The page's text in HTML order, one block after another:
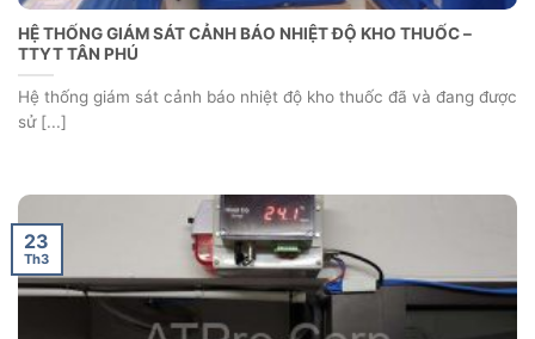
HỆ THỐNG GIÁM SÁT CẢNH BÁO NHIỆT ĐỘ KHO THUỐC –
TTYT TÂN PHÚ
Hệ thống giám sát cảnh báo nhiệt độ kho thuốc đã và đang được
sử [...]
23
Th3